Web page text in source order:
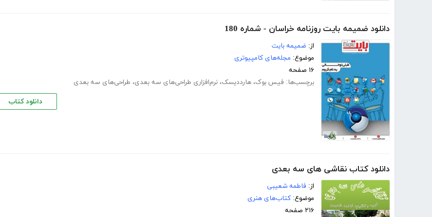
دانلود ضمیمه بایت روزنامه خراسان - شماره 180
از: ضمیمه بایت
موضوع: مجله‌های کامپیوتری
۱۶ صفحه
برچسب‌ها: فیس بوک، هارددیسک، نرم‌افزاری طراحی‌های سه بعدی، طراحی‌های سه بعدی
دانلود کتاب
دانلود کتاب نقاشی های سه بعدی
از: فاطمه شعیبی
موضوع: کتاب‌های هنری
۲۱۶ صفحه